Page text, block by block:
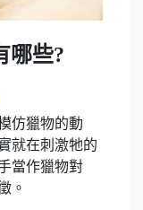
哪些?
仿獵物的動
就在刺激牠的
當作獵物對
。